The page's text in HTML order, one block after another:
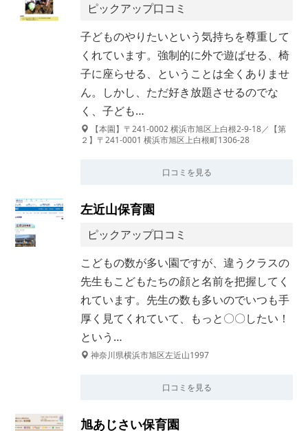
ピックアップ口コミ
子どものやりたいという気持ちを尊重して
くれています。強制的に外で遊ばせる、椅
子に座らせる、ということは全くありませ
ん。しかし、ただ好き放題させるのでな
く、子ども…
【本園】〒241-0002 横浜市旭区上白根2-9-18／【第
２】〒241-0001 横浜市旭区上白根町1306-28
口コミを見る
左近山保育園
ピックアップ口コミ
こどもの数が多い園ですが、違うクラスの
先生もこどもたちの顔と名前を把握してく
れています。先生の数も多いのでいつも手
厚く見てくれていて、もっと〇〇したい！
という…
神奈川県横浜市旭区左近山1997
口コミを見る
旭あじさい保育園